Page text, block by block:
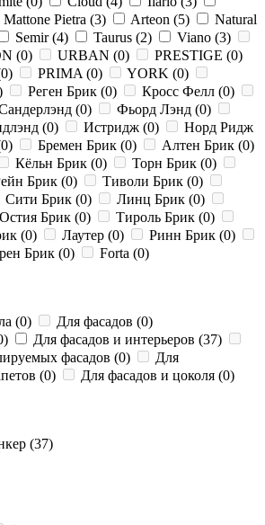
Mattone Pietra (3) Arteon (5)
Natural
Semir(4) Taurus (2) Viano (3)
(0) URBAN (0) PRESTIGE (0)
0) PRIMA (0) YORK (0)
Реген Брик (0) Кросс Фелл (0)
(0) Фьорд Лэнд (0)
(0) Истридж (0)
Норд Ридж
0) Бремен Брик (0) Алтен Брик (0)
Кёльн Брик (0) Торн Брик (0)
Брик (0) Тиволи Брик (0)
Сити Брик (0) Линц Брик (0)
Остия Брик (0) Тироль Брик (0)
(0) Лаутер (0) Ринн Брик (0)
Брик (0) Forta (0)
(0) Для фасадов (0)
) Для фасадов и интерьеров (37)
фасадов (0)
Для
(0) Для фасадов и цоколя (0)
(37)